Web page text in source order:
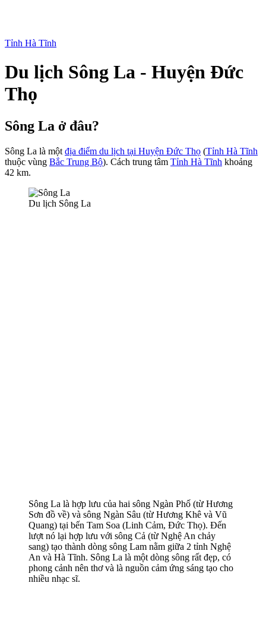
Tỉnh Hà Tĩnh
Du lịch Sông La - Huyện Đức
Thọ
Sông La ở đâu?
Sông La là một địa điểm du lịch tại Huyện Đức Thọ (Tỉnh Hà Tĩnh
thuộc vùng Bắc Trung Bộ). Cách trung tâm Tỉnh Hà Tĩnh khoảng
42 km.
Du lịch Sông La
Sông La là hợp lưu của hai sông Ngàn Phố (từ Hương
Sơn đồ về) và sông Ngàn Sâu (từ Hương Khê và Vũ
Quang) tại bến Tam Soa (Linh Cảm, Đức Thọ). Đến
lượt nó lại hợp lưu với sông Cả (từ Nghệ An chảy
sang) tạo thành dòng sông Lam nằm giữa 2 tỉnh Nghệ
An và Hà Tĩnh. Sông La là một dòng sông rất đẹp, có
phong cảnh nên thơ và là nguồn cảm ứng sáng tạo cho
nhiều nhạc sĩ.